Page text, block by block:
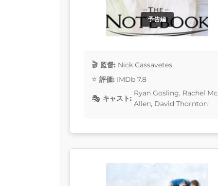
予告編
監督: Nick Cassavetes
評価: IMDb 7.8
キャスト:
Ryan Gosling, Rachel
Allen, David Thornton